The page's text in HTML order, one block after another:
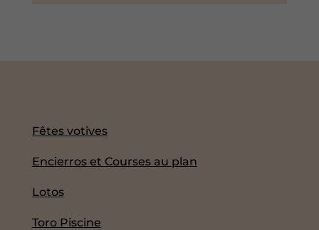
Fêtes votives
Encierros et Courses au plan
Lotos
Toro Piscine